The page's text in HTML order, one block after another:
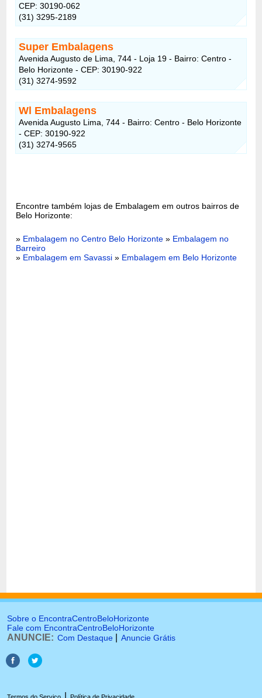
CEP: 30190-062
(31) 3295-2189
Super Embalagens
Avenida Augusto de Lima, 744 - Loja 19 - Bairro: Centro -
Belo Horizonte - CEP: 30190-922
(31) 3274-9592
Wl Embalagens
Avenida Augusto Lima, 744 - Bairro: Centro - Belo Horizonte
- CEP: 30190-922
(31) 3274-9565
Encontre também lojas de Embalagem em outros bairros de
Belo Horizonte:
» Embalagem no Centro Belo Horizonte » Embalagem no
Barreiro
» Embalagem em Savassi » Embalagem em Belo Horizonte
Sobre o EncontraCentroBeloHorizonte
Fale com EncontraCentroBeloHorizonte
ANUNCIE: Com Destaque Anuncie Grátis